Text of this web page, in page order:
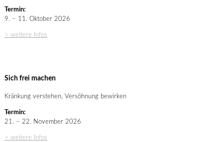
Termin:
9. – 11. Oktober 2026
> weitere Infos
Sich frei machen
Kränkung verstehen, Versöhnung bewirken
Termin:
21. – 22. November 2026
> weitere Infos